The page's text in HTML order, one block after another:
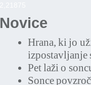
Novice
Hrana, ki jo
izpostavljanje
Pet laži o
Sonce